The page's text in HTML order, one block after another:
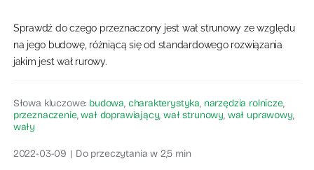
Blog rolniczy
Sprawdź do czego przeznaczony jest wał strunowy ze względu
na jego budowę, różniącą się od standardowego rozwiązania
jakim jest wał rurowy.
Słowa kluczowe: budowa, charakterystyka, narzędzia rolnicze,
przeznaczenie,wał doprawiający,wał strunowy, wał uprawowy,
wały
2022-03-09 | Do przeczytania w 2,5 min